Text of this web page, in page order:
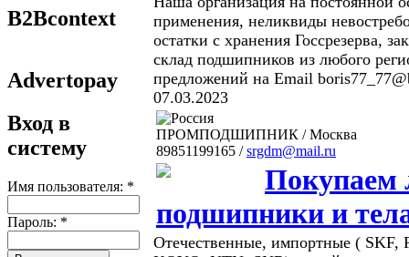
B2Bcontext
Advertopay
Вход в
систему
Имя пользователя: *
Пароль: *
применения, неликвиды
остатки с хранения Госсрезерва,
склад подшипников из любого
предложений на Email
07.03.2023
ПРОМПОДШИПНИК / Москва
89851199165 /srgdm@mail.ru
Покупаем
подшипники и
Отечественные, импортные (